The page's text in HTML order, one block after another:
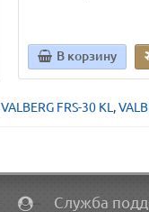
В корзину
VALBERG FRS-30 KL ,
Служба